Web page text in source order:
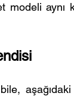
modeli aynı